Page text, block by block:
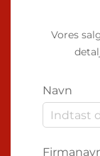
Vores
Navn